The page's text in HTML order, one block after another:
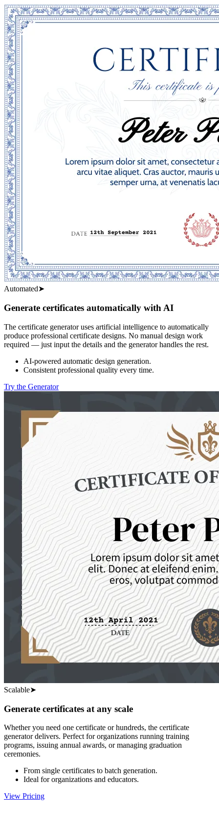
Automated➤
Generate certificates automatically with AI
The certificate generator uses artificial intelligence to automatically
produce professional certificate designs. No manual design work
required — just input the details and the generator handles the rest.
AI-powered automatic design generation.
Consistent professional quality every time.
Try the Generator
Scalable➤
Generate certificates at any scale
Whether you need one certificate or hundreds, the certificate
generator delivers. Perfect for organizations running training
programs, issuing annual awards, or managing graduation
ceremonies.
From single certificates to batch generation.
Ideal for organizations and educators.
View Pricing